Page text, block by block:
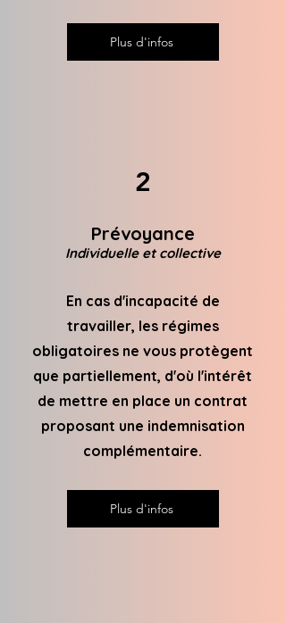
Plus d'infos
2
Prévoyance
Individuelle et collective
En cas d'incapacité de
travailler, les régimes
obligatoires ne vous protègent
que partiellement, d'où l'intérêt
de mettre en place un contrat
proposant une indemnisation
complémentaire.
Plus d'infos